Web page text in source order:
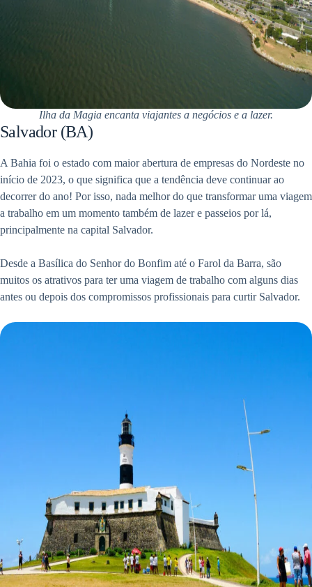
Ilha da Magia encanta viajantes a negócios e a lazer.
Salvador (BA)
A Bahia foi o estado com maior abertura de empresas do Nordeste no
início de 2023, o que significa que a tendência deve continuar ao
decorrer do ano! Por isso, nada melhor do que transformar uma viagem
a trabalho em um momento também de lazer e passeios por lá,
principalmente na capital Salvador.
Desde a Basílica do Senhor do Bonfim até o Farol da Barra, são
muitos os atrativos para ter uma viagem de trabalho com alguns dias
antes ou depois dos compromissos profissionais para curtir Salvador.